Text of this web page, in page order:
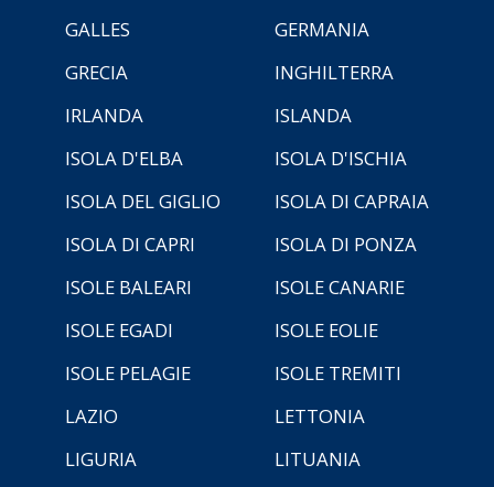
GALLES
GERMANIA
GRECIA
INGHILTERRA
IRLANDA
ISLANDA
ISOLA D'ELBA
ISOLA D'ISCHIA
ISOLA DEL GIGLIO
ISOLA DI CAPRAIA
ISOLA DI CAPRI
ISOLA DI PONZA
ISOLE BALEARI
ISOLE CANARIE
ISOLE EGADI
ISOLE EOLIE
ISOLE PELAGIE
ISOLE TREMITI
LAZIO
LETTONIA
LIGURIA
LITUANIA